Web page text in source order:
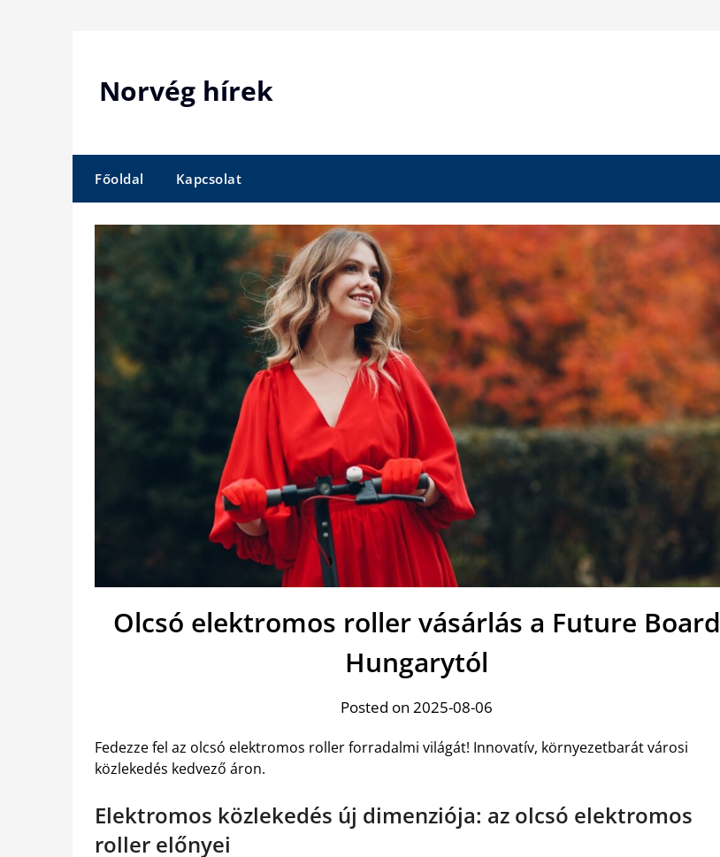
Norvég hírek
Főoldal Kapcsolat
Olcsó elektromos roller vásárlás a Future Board
Hungarytól
Posted on 2025-08-06
Fedezze fel az olcsó elektromos roller forradalmi világát! Innovatív, környezetbarát városi
közlekedés kedvező áron.
Elektromos közlekedés új dimenziója: az olcsó elektromos
roller előnyei